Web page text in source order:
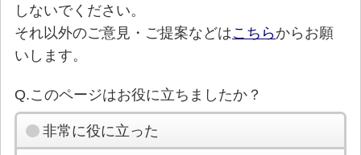
しないでください。
それ以外のご意見・ご提案などはこちらからお願
いします。
Q.このページはお役に立ちましたか？
非常に役に立った